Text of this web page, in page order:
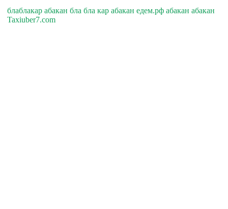
блаблакар абакан бла бла кар абакан едем.рф абакан абакан
Taxiuber7.com